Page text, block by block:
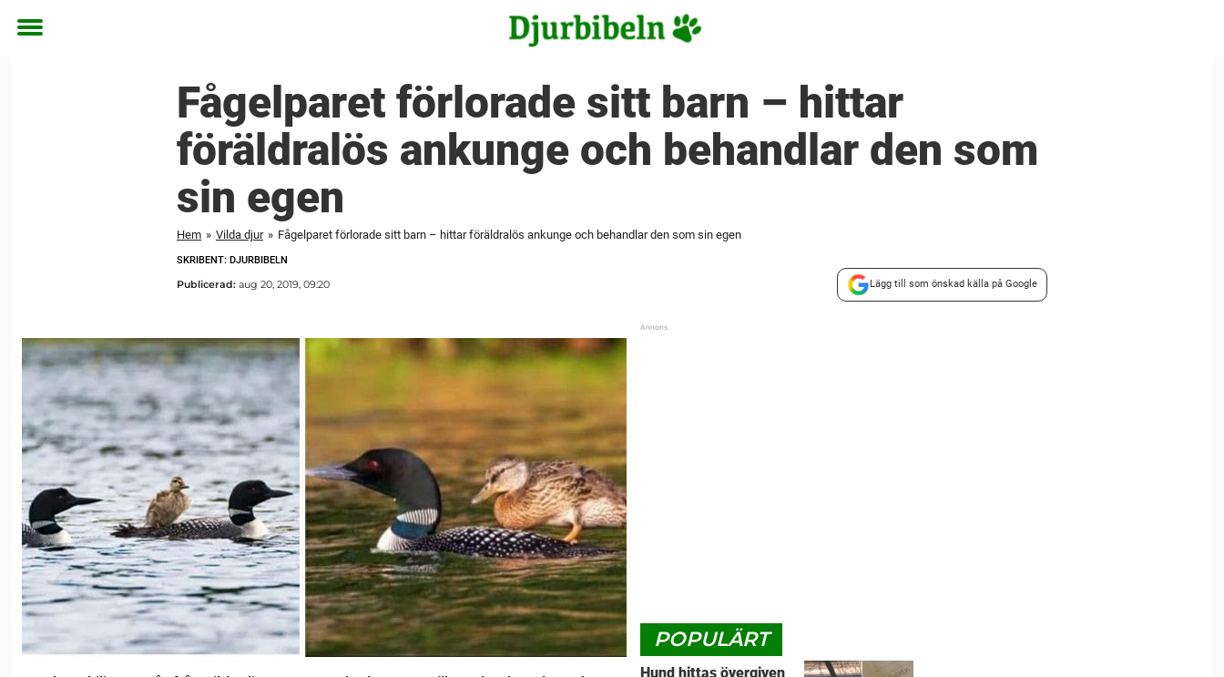
Toggle
Fågelparet förlorade sitt barn – hittar
föräldralös ankunge och behandlar den som
sin egen
Hem » Vilda djur » Fågelparet förlorade sitt barn – hittar föräldralös ankunge och behandlar den som sin egen
SKRIBENT: DJURBIBELN
Publicerad: aug 20, 2019, 09:20 Lägg till som önskad källa på Google
POPULÄRT
Hund hittas övergiven